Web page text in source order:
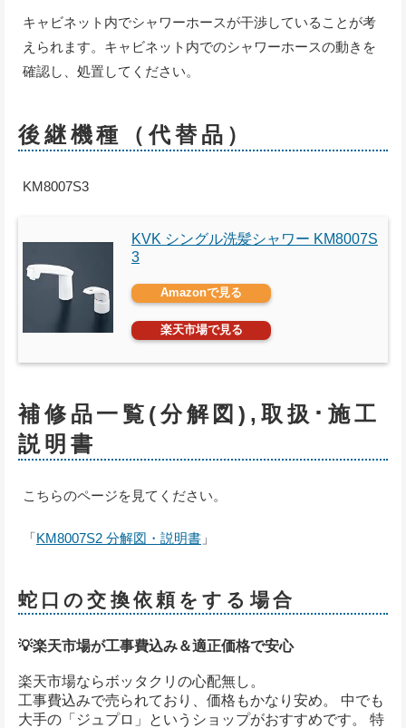
キャビネット内でシャワーホースが干渉していることが考
えられます。キャビネット内でのシャワーホースの動きを
確認し、処置してください。
後継機種（代替品）
KM8007S3
KVK シングル洗髪シャワー KM8007S
3
Amazonで見る
楽天市場で見る
補修品一覧(分解図),取扱･施工
説明書
こちらのページを見てください。
「KM8007S2 分解図・説明書 」
蛇口の交換依頼をする場合
💡楽天市場が工事費込み＆適正価格で安心
楽天市場ならボッタクリの心配無し。
工事費込みで売られており、価格もかなり安め。 中でも
大手の「ジュプロ」というショップがおすすめです。 特